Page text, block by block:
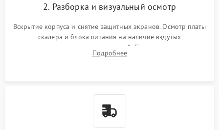
2. Разборка и визуальный осмотр
Вскрытие корпуса и снятие защитных экранов. Осмотр платы
скалера и блока питания на наличие вздутых
конденсаторов, прогаров, окислений. Проверка надежности
контактов и целостности шлейфов матрицы.
Подробнее